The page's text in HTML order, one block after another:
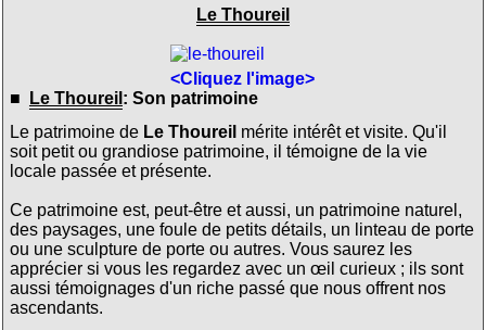
Le Thoureil
<Cliquez l'image>
■
Le Thoureil : Son patrimoine
Le patrimoine de Le Thoureil mérite intérêt et visite. Qu'il
soit petit ou grandiose patrimoine, il témoigne de la vie
locale passée et présente.
Ce patrimoine est, peut-être et aussi, un patrimoine naturel,
des paysages, une foule de petits détails, un linteau de porte
ou une sculpture de porte ou autres. Vous saurez les
apprécier si vous les regardez avec un œil curieux ; ils sont
aussi témoignages d'un riche passé que nous offrent nos
ascendants.